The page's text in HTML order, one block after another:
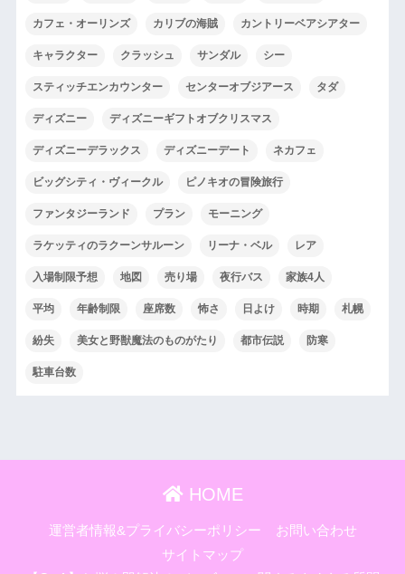
カフェ・オーリンズ カリブの海賊 カントリーベアシアター
キャラクター クラッシュ サンダル シー
スティッチエンカウンター センターオブジアース タダ
ディズニー ディズニーギフトオブクリスマス
ディズニーデラックス ディズニーデート ネカフェ
ビッグシティ・ヴィークル ピノキオの冒険旅行
ファンタジーランド プラン モーニング
ラケッティのラクーンサルーン リーナ・ベル レア
入場制限予想 地図 売り場 夜行バス 家族4人
平均 年齢制限 座席数 怖さ 日よけ 時期 札幌
紛失 美女と野獣魔法のものがたり 都市伝説 防寒
駐車台数
HOME
運営者情報&プライバシーポリシー
お問い合わせ
サイトマップ